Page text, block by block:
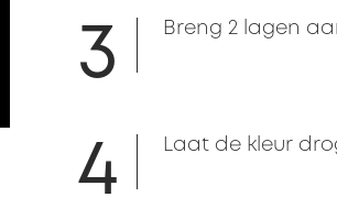
3 Breng 2 lagen
4 Laat de kleur